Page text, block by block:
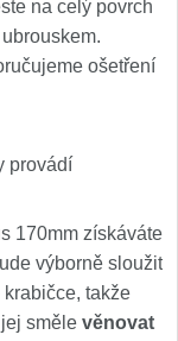
na celý povrch
ošetření
provádí
170mm získáváte
výborně sloužit
takže
směle věnovat